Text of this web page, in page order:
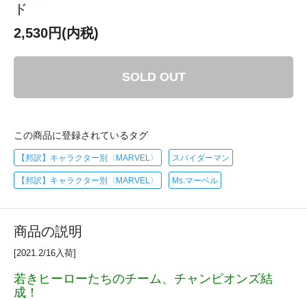
ド
2,530円(内税)
SOLD OUT
この商品に登録されているタグ
【邦訳】キャラクター別〈MARVEL〉 スパイダーマン
【邦訳】キャラクター別〈MARVEL〉 Ms.マーベル
商品の説明
[2021.2/16入荷]
若きヒーローたちのチーム、チャンピオンズ結
成！